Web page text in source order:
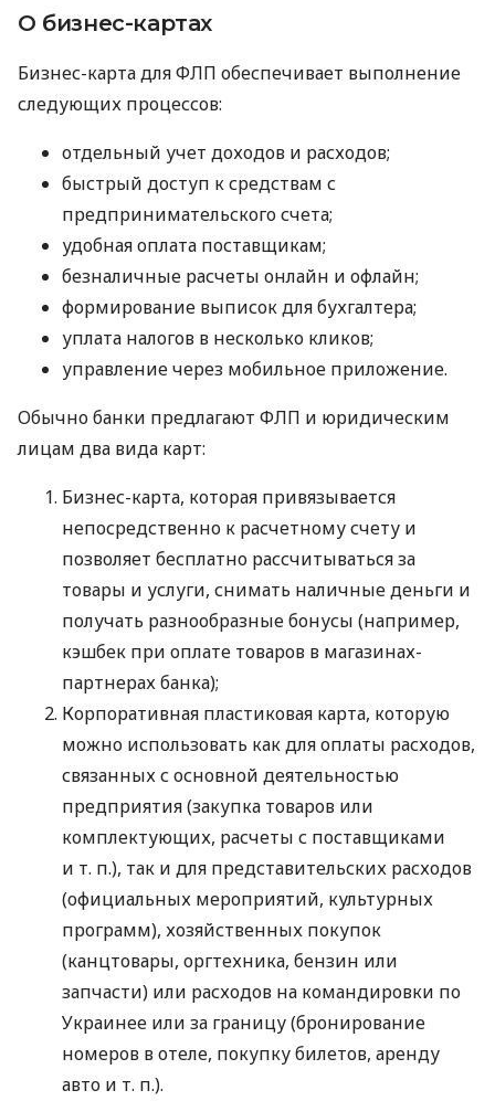
О бизнес-картах
Бизнес-карта для ФЛП обеспечивает выполнение
следующих процессов:
отдельный учет доходов и расходов;
быстрый доступ к средствам с
предпринимательского счета;
удобная оплата поставщикам;
безналичные расчеты онлайн и офлайн;
формирование выписок для бухгалтера;
уплата налогов в несколько кликов;
управление через мобильное приложение.
Обычно банки предлагают ФЛП и юридическим
лицам два вида карт:
Бизнес-карта, которая привязывается
непосредственно к расчетному счету и
позволяет бесплатно рассчитываться за
товары и услуги, снимать наличные деньги и
получать разнообразные бонусы (например,
кэшбек при оплате товаров в магазинах-
партнерах банка);
Корпоративная пластиковая карта, которую
можно использовать как для оплаты расходов,
связанных с основной деятельностью
предприятия (закупка товаров или
комплектующих, расчеты с поставщиками
и т. п.), так и для представительских расходов
(официальных мероприятий, культурных
программ), хозяйственных покупок
(канцтовары, оргтехника, бензин или
запчасти) или расходов на командировки по
Украинее или за границу (бронирование
номеров в отеле, покупку билетов, аренду
авто и т. п.).